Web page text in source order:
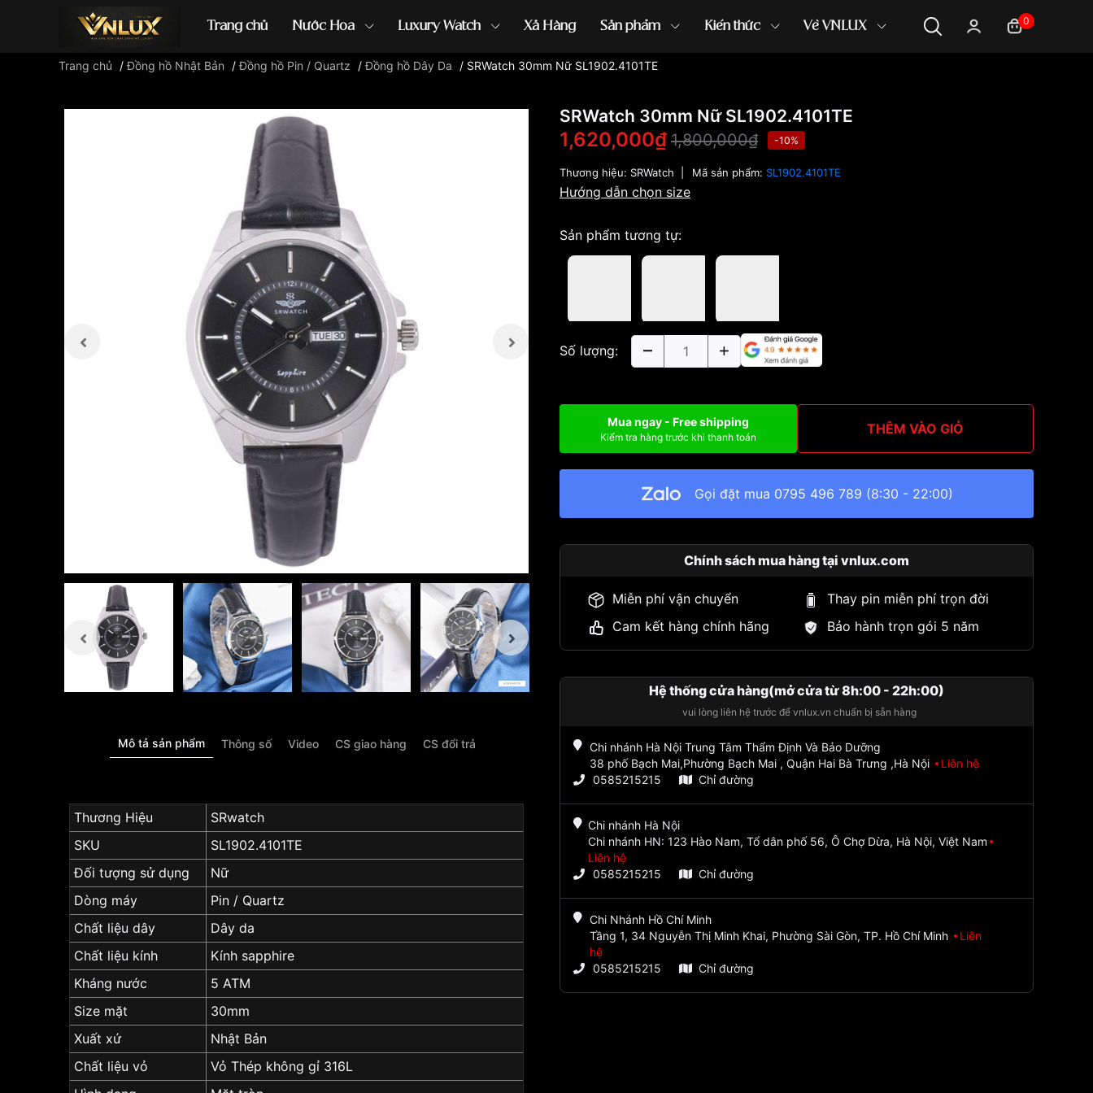
Trang chủ Nước Hoa Luxury Watch Xả Hàng Sản phẩm Kiến thức Về VNLUX 0
Đồng hồ casio đồng hồ G-Shock đồng hồ Orient ...
Trang chủ /Đồng hồ Nhật Bản /Đồng hồ Pin / Quartz /Đồng hồ Dây Da / SRWatch 30mm Nữ SL1902.4101TE
Mô tả sản phẩm Thông số Video CS giao hàng CS đổi trả
Thương Hiệu
SRwatch
SKU
SL1902.4101TE
Đối tượng sử dụng
Nữ
Dòng máy
Pin / Quartz
Chất liệu dây
Dây da
Chất liệu kính
Kính sapphire
Kháng nước
5 ATM
Size mặt
30mm
Xuất xứ
Nhật Bản
Chất liệu vỏ
Vỏ Thép không gỉ 316L
SRWatch 30mm Nữ SL1902.4101TE
1,620,000₫ 1,800,000₫ -10%
Thương hiệu: SRWatch Mã sản phẩm: SL1902.4101TE
Hướng dẫn chọn size
Sản phẩm tương tự:
Số lượng:
Mua ngay - Free shipping
Kiểm tra hàng trước khi thanh toán THÊM VÀO GIỎ
Gọi đặt mua 0795 496 789 (8:30 - 22:00)
Chính sách mua hàng tại vnlux.com
Miễn phí vận chuyển
Thay pin miễn phí trọn đời
Cam kết hàng chính hãng
Bảo hành trọn gói 5 năm
Hệ thống cửa hàng(mở cửa từ 8h:00 - 22h:00)
vui lòng liên hệ trước để vnlux.vn chuẩn bị sẵn hàng
Chi nhánh Hà Nội Trung Tâm Thẩm Định Và Bảo Dưỡng
38 phố Bạch Mai,Phường Bạch Mai , Quận Hai Bà Trưng ,Hà Nội
Liên hệ
0585215215
Chỉ đường
Chi nhánh Hà Nội
Chi nhánh HN: 123 Hào Nam, Tổ dân phố 56, Ô Chợ Dừa, Hà Nội, Việt Nam
Liên hệ
0585215215
Chỉ đường
Chi Nhánh Hồ Chí Minh
Tầng 1, 34 Nguyễn Thị Minh Khai, Phường Sài Gòn, TP. Hồ Chí Minh
Liên
hệ
0585215215
Chỉ đường